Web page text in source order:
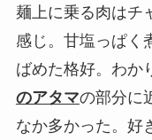
麺上に乗る肉はチ
感じ。甘塩っぱく
ばめた格好。わか
のアタマの部分に
なか多かった。